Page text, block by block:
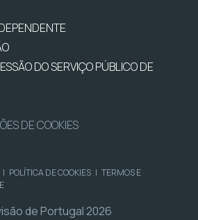
DO SERVIÇO PÚBLICO DE
DE COOKIES
| POLÍTICA DE COOKIES | TERMOS E
de Portugal 2026